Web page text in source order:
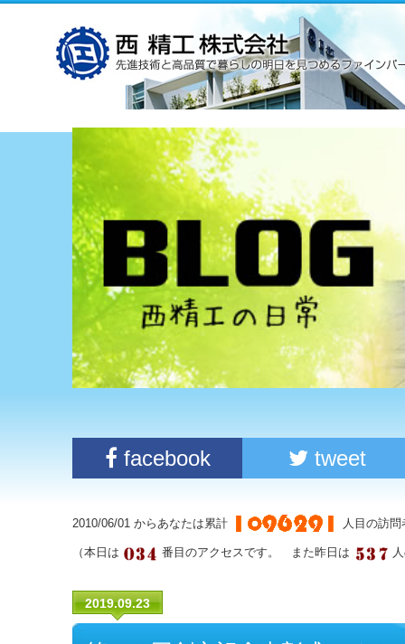
facebook tweet
2010/06/01 からあなたは累計 人目の訪
（本日は 番目のアクセスです。 また昨日は
2019.09.23